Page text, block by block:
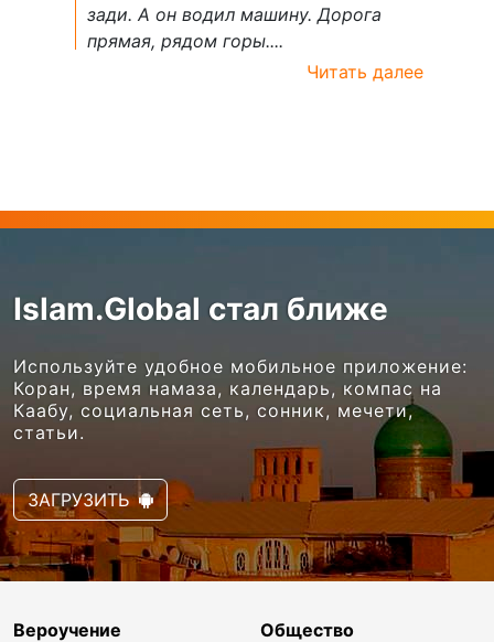
зади. А он водил машину. Дорога
прямая, рядом горы....
Читать далее
Islam.Global стал ближе
Используйте удобное мобильное приложение:
Коран, время намаза, календарь, компас на
Каабу, социальная сеть, сонник, мечети,
статьи.
ЗАГРУЗИТЬ
Вероучение
Общество